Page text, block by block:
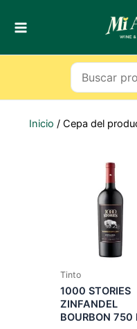
Inicio / Cepa del
Tinto
1000 STORIES
ZINFANDEL
BOURBON 750